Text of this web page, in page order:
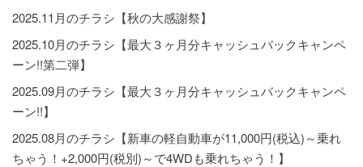
2025.11月のチラシ【秋の大感謝祭】
2025.10月のチラシ【最大３ヶ月分キャッシュバックキャンペ
ーン!!第二弾】
2025.09月のチラシ【最大３ヶ月分キャッシュバックキャンペ
ーン!!】
2025.08月のチラシ【新車の軽自動車が11,000円(税込)～乗れ
ちゃう！+2,000円(税別)～で4WDも乗れちゃう！】